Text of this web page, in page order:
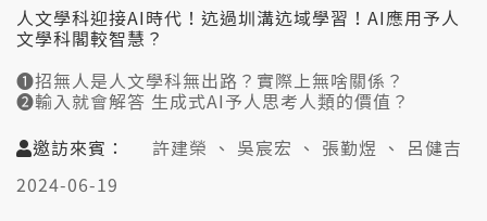
人文學科迎接AI時代！迒過圳溝迒域學習！AI應用予人
文學科閣較智慧？
➊招無人是人文學科無出路？實際上無啥關係？
➋輸入就會解答 生成式AI予人思考人類的價值？
➍AI用愈濟學愈濟 人若傷倚靠AI恐驚會被取代？
➎AI嘛無法度取代！創造力是人類上珍貴能力？
➏面對未來AI影響 有願意學習的態度才是關鍵？
邀訪來賓：
許建榮 、 吳宸宏 、 張勤煜 、 呂健吉
2024-06-19